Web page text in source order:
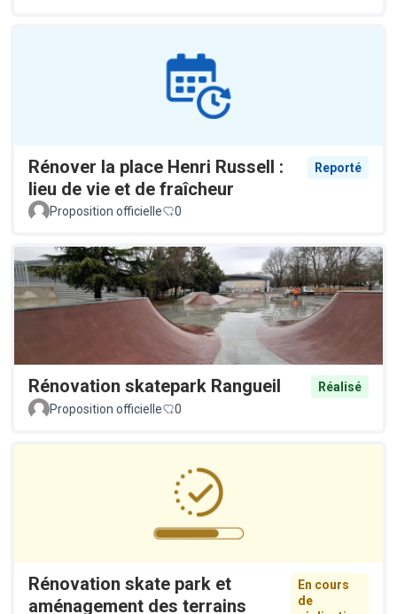
Rénover la place Henri Russell :
lieu de vie et de fraîcheur
Reporté
Proposition officielle 0
Rénovation skatepark Rangueil
Réalisé
Proposition officielle
0
Rénovation skate park et
aménagement des terrains
En cours
de